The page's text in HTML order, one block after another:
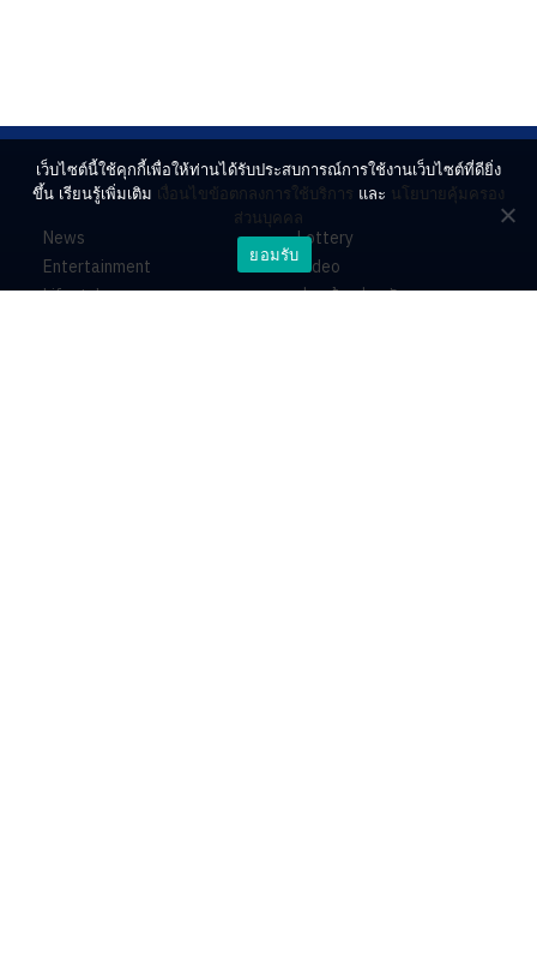
News
Entertainment
Lifestyle
Lottery
Video
ร่วมด้วยช่วยกัน
เว็บไซต์นี้ใช้คุกกี้เพื่อให้ท่านได้รับประสบการณ์การใช้งานเว็บไซต์ที่ดียิ่ง
ขึ้น เรียนรู้เพิ่มเติม เงื่อนไขข้อตกลงการใช้บริการ และ นโยบายคุ้มครอง
ส่วนบุคคล
ยอมรับ